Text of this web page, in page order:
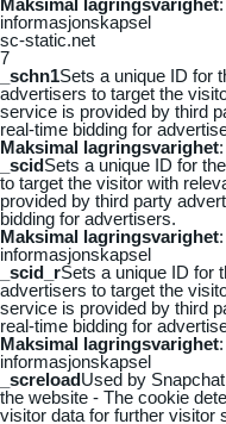
informasjonskapsel
sc-static.net
7
_schn1Sets a unique ID for
advertisers to target the
service is provided by third
real-time bidding for
Maksimal lagringsvarighet
_scidSets a unique ID for
to target the visitor with
provided by third party
bidding for advertisers.
Maksimal lagringsvarighet
informasjonskapsel
_scid_rSets a unique ID for
advertisers to target the
service is provided by third
real-time bidding for
Maksimal lagringsvarighet
informasjonskapsel
_screloadUsed by
the website - The cookie
visitor data for further visitor